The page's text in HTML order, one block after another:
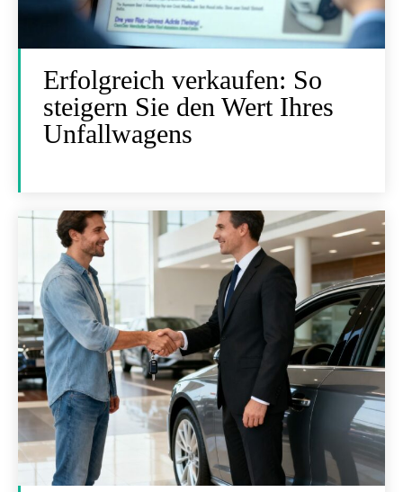
Erfolgreich verkaufen: So
steigern Sie den Wert Ihres
Unfallwagens